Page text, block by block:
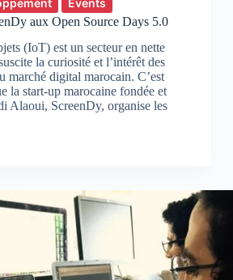
aux Open Source Days 5.0
(IoT) est un secteur en nette
la curiosité et l’intérêt des
marché digital marocain. C’est
la start-up marocaine fondée et
Alaoui, ScreenDy, organise les